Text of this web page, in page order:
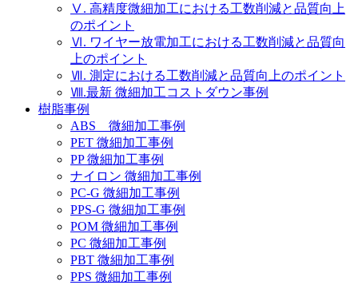
Ⅴ. 高精度微細加工における工数削減と品質向上
のポイント
Ⅵ. ワイヤー放電加工における工数削減と品質向
上のポイント
Ⅶ. 測定における工数削減と品質向上のポイント
Ⅷ.最新 微細加工コストダウン事例
樹脂事例
ABS 微細加工事例
PET 微細加工事例
PP 微細加工事例
ナイロン 微細加工事例
PC-G 微細加工事例
PPS-G 微細加工事例
POM 微細加工事例
PC 微細加工事例
PBT 微細加工事例
PPS 微細加工事例